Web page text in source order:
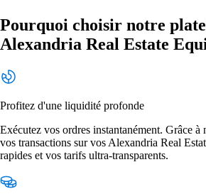
Pourquoi choisir notre
Alexandria Real Estate
Profitez d'une liquidité profonde
Exécutez vos ordres instantanément. Grâce à
vos transactions sur vos Alexandria Real
rapides et vos tarifs ultra-transparents.